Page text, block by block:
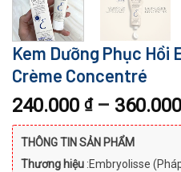
Kem Dưỡng Phục
Crème Concentré
240.000 ₫– 360.000
THÔNG TIN SẢN PHẨM
Thương hiệu :Embryolisse